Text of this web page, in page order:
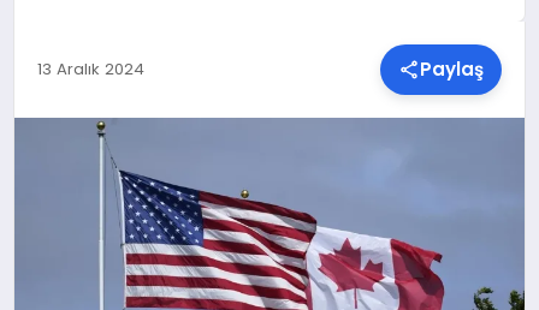
TEKNOLOJI
MALATYA HABERLERI
13 Aralık 2024 Paylaş